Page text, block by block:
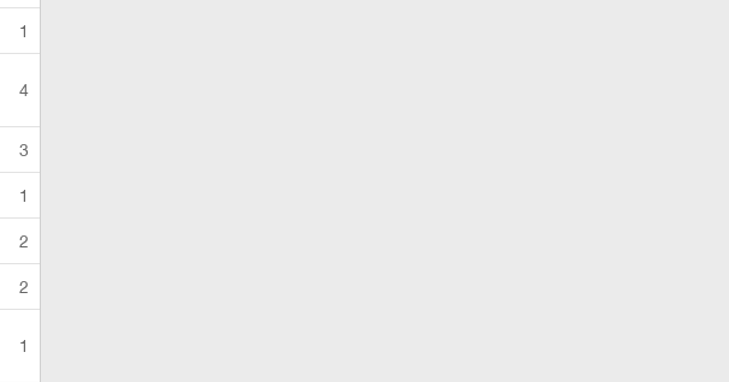
1
4
3
1
2
2
1